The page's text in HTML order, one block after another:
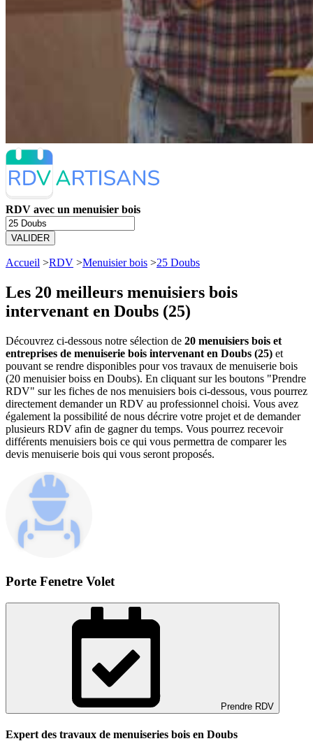
RDV avec un menuisier bois
VALIDER
Accueil >RDV >Menuisier bois >25 Doubs
Les 20 meilleurs menuisiers bois
intervenant en Doubs (25)
Découvrez ci-dessous notre sélection de 20 menuisiers bois et
entreprises de menuiserie bois intervenant en Doubs (25) et
pouvant se rendre disponibles pour vos travaux de menuiserie bois
(20 menuisier boiss en Doubs). En cliquant sur les boutons "Prendre
RDV" sur les fiches de nos menuisiers bois ci-dessous, vous pourrez
directement demander un RDV au professionnel choisi. Vous avez
également la possibilité de nous décrire votre projet et de demander
plusieurs RDV afin de gagner du temps. Vous pourrez recevoir
différents menuisiers bois ce qui vous permettra de comparer les
devis menuiserie bois qui vous seront proposés.
Porte Fenetre Volet
Prendre RDV
Expert des travaux de menuiseries bois en Doubs